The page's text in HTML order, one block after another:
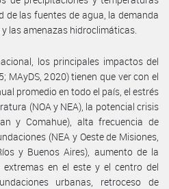
de las fuentes de agua, la demanda
las amenazas hidroclimáticas.
los principales impactos del
MAyDS, 2020) tienen que ver con el
promedio en todo el país, el estrés
(NOA y NEA), la potencial crisis
y Comahue), alta frecuencia de
(NEA y Oeste de Misiones,
y Buenos Aires), aumento de la
extremas en el este y el centro del
urbanas, retroceso de